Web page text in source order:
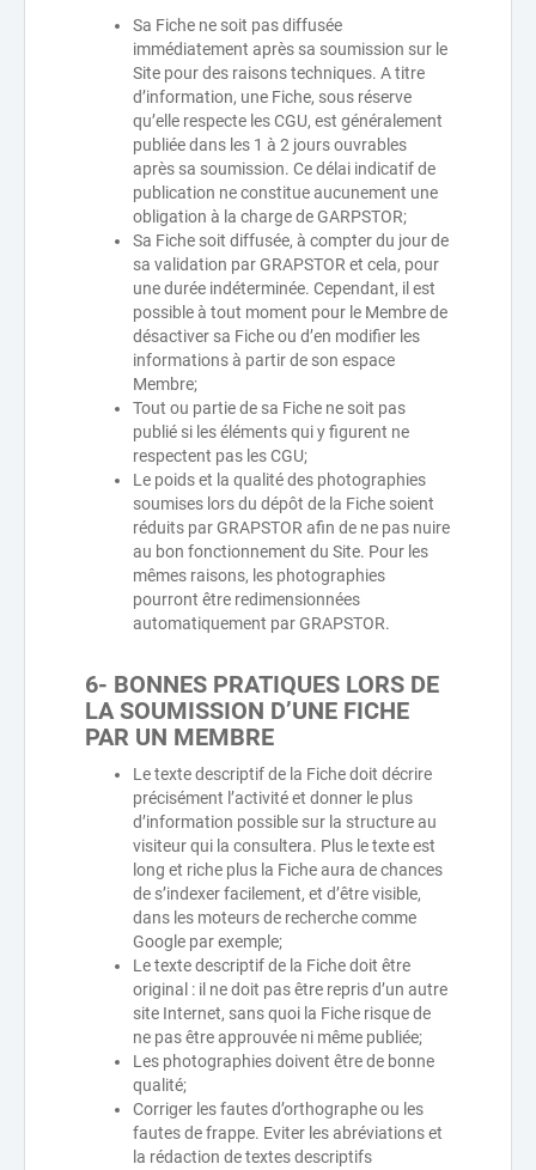
Sa Fiche ne soit pas diffusée
immédiatement après sa soumission sur le
Site pour des raisons techniques. A titre
d’information, une Fiche, sous réserve
qu’elle respecte les CGU, est généralement
publiée dans les 1 à 2 jours ouvrables
après sa soumission. Ce délai indicatif de
publication ne constitue aucunement une
obligation à la charge de GARPSTOR;
Sa Fiche soit diffusée, à compter du jour de
sa validation par GRAPSTOR et cela, pour
une durée indéterminée. Cependant, il est
possible à tout moment pour le Membre de
désactiver sa Fiche ou d’en modifier les
informations à partir de son espace
Membre;
Tout ou partie de sa Fiche ne soit pas
publié si les éléments qui y figurent ne
respectent pas les CGU;
Le poids et la qualité des photographies
soumises lors du dépôt de la Fiche soient
réduits par GRAPSTOR afin de ne pas nuire
au bon fonctionnement du Site. Pour les
mêmes raisons, les photographies
pourront être redimensionnées
automatiquement par GRAPSTOR.
6- BONNES PRATIQUES LORS DE
LA SOUMISSION D’UNE FICHE
PAR UN MEMBRE
Le texte descriptif de la Fiche doit décrire
précisément l’activité et donner le plus
d’information possible sur la structure au
visiteur qui la consultera. Plus le texte est
long et riche plus la Fiche aura de chances
de s’indexer facilement, et d’être visible,
dans les moteurs de recherche comme
Google par exemple;
Le texte descriptif de la Fiche doit être
original : il ne doit pas être repris d’un autre
site Internet, sans quoi la Fiche risque de
ne pas être approuvée ni même publiée;
Les photographies doivent être de bonne
qualité;
Corriger les fautes d’orthographe ou les
fautes de frappe. Eviter les abréviations et
la rédaction de textes descriptifs